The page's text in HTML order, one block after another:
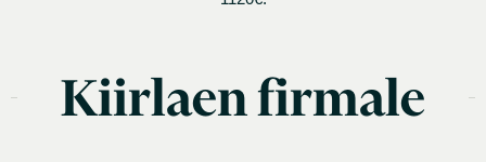
Kiirlaen firmale